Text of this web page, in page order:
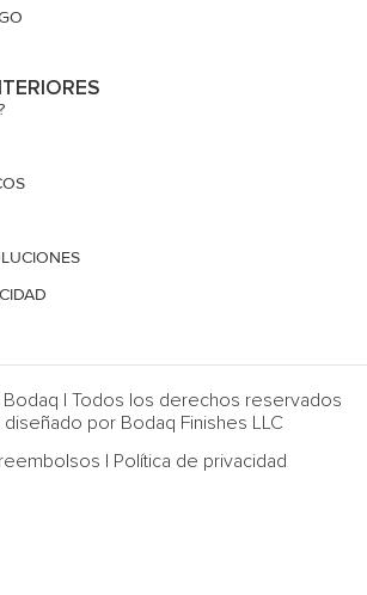
| Todos los derechos reservados
por Bodaq Finishes LLC
| Política de privacidad